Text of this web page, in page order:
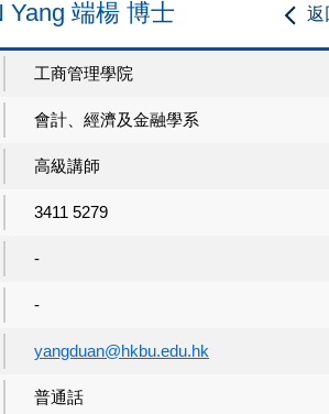
返
Yang 端楊 博士
工商管理學院
會計、經濟及金融學系
高級講師
3411 5279
-
-
yangduan@hkbu.edu.hk
普通話